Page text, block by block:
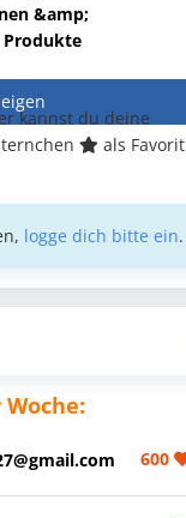
&amp;
kannst du deine
als Favorit
logge dich bitte ein.
600